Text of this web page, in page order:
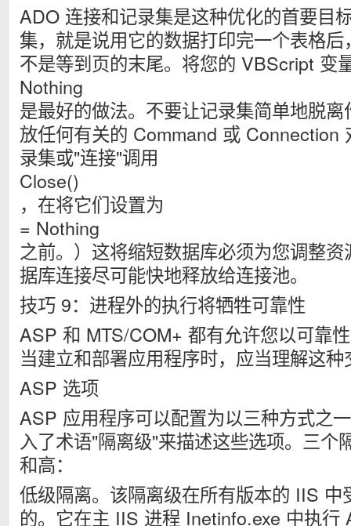
ADO 连接和记录集是这种优化的首要目
集，就是说用它的数据打印完一个表格
不是等到页的末尾。将您的 VBScript 变
Nothing
是最好的做法。不要让记录集简单地脱
放任何有关的 Command 或 Connection
录集或"连接"调用
Close()
，在将它们设置为
= Nothing
之前。）这将缩短数据库必须为您调整
据库连接尽可能快地释放给连接池。
技巧 9：进程外的执行将牺牲可靠性
ASP 和 MTS/COM+ 都有允许您以可靠
当建立和部署应用程序时，应当理解这种
ASP 选项
ASP 应用程序可以配置为以三种方式之
入了术语"隔离级"来描述这些选项。三个
和高：
低级隔离。该隔离级在所有版本的 IIS 中
的。它在主 IIS 进程 Inetinfo.exe 中执行